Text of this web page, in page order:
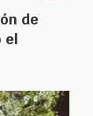
de
el